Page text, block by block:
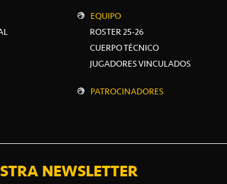
EQUIPO
ROSTER 25-26
CUERPO TÉCNICO
JUGADORES VINCULADOS
PATROCINADORES
NEWSLETTER